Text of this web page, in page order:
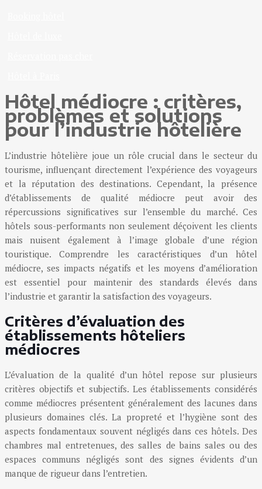
Hôtel médiocre : critères,
problèmes et solutions
pour l’industrie hôtelière
L’industrie hôtelière joue un rôle crucial dans le secteur du
tourisme, influençant directement l’expérience des voyageurs
et la réputation des destinations. Cependant, la présence
d’établissements de qualité médiocre peut avoir des
répercussions significatives sur l’ensemble du marché. Ces
hôtels sous-performants non seulement déçoivent les clients
mais nuisent également à l’image globale d’une région
touristique. Comprendre les caractéristiques d’un hôtel
médiocre, ses impacts négatifs et les moyens d’amélioration
est essentiel pour maintenir des standards élevés dans
l’industrie et garantir la satisfaction des voyageurs.
Critères d’évaluation des
établissements hôteliers
médiocres
L’évaluation de la qualité d’un hôtel repose sur plusieurs
critères objectifs et subjectifs. Les établissements considérés
comme médiocres présentent généralement des lacunes dans
plusieurs domaines clés. La propreté et l’hygiène sont des
aspects fondamentaux souvent négligés dans ces hôtels. Des
chambres mal entretenues, des salles de bains sales ou des
espaces communs négligés sont des signes évidents d’un
manque de rigueur dans l’entretien.